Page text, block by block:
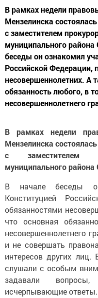
В рамках недели
Мензелинска
с заместителем
муниципального
беседы он ознакомил
Российской Федерации,
несовершеннолетних. А
обязанность любого, в
несовершеннолетнего
В рамках недели
Мензелинска
с заместителем
муниципального
В начале беседы
Конституцией
обязанностями
что основная
несовершеннолетнего
и не совершать
интересов других лиц.
слушали с особым
задавали
исчерпывающие ответы.